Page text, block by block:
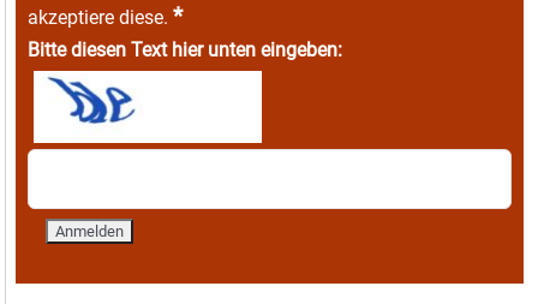
akzeptiere diese. *
Bitte diesen Text hier unten eingeben: